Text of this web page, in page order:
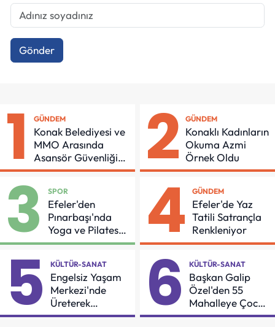
Gönder
1 GÜNDEM
Konak Belediyesi ve
MMO Arasında
Asansör Güvenliği
İçin Önemli Protokol
2 GÜNDEM
Konaklı Kadınların
Okuma Azmi
Örnek Oldu
3 SPOR
Efeler'den
Pınarbaşı'nda
Yoga ve Pilates
Buluşması
4 GÜNDEM
Efeler'de Yaz
Tatili Satrançla
Renkleniyor
5 KÜLTÜR-SANAT
Engelsiz Yaşam
Merkezi'nde
Üreterek
Güçleniyorlar
6 KÜLTÜR-SANAT
Başkan Galip
Özel'den 55
Mahalleye Çocuk
Şenliği